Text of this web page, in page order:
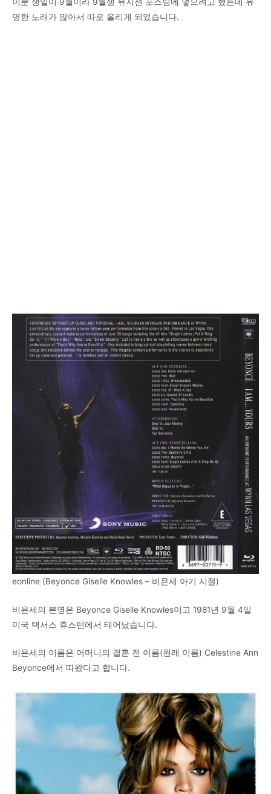
명한 노래가 많아서 따로 올리게 되었습니다.
eonline (Beyonce Giselle Knowles – 비욘세 아기 시절)
비욘세의 본명은 Beyonce Giselle Knowles이고 1981년 9월 4일
미국 택서스 휴스턴에서 태어났습니다.
비욘세의 이름은 어머니의 결혼 전 이름(원래 이름) Celestine Ann
Beyonce에서 따왔다고 합니다.